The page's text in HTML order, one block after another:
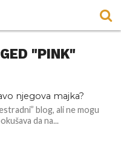
"PINK"
njegova majka?
blog, ali ne mogu
da na...